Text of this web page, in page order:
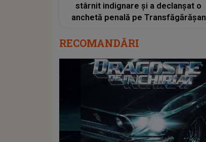
stârnit indignare și a declanșat o
anchetă penală pe Transfăgărășan
RECOMANDĂRI